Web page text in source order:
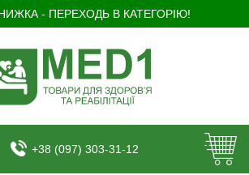
- ПЕРЕХОДЬ В КАТЕГОРІЮ!
+38 (097) 303-31-12